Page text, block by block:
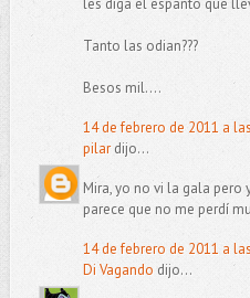
les diga el espanto que
Tanto las odian???
Besos mil....
14 de febrero de 2011 a
pilardijo...
Mira, yo no vi la gala pero
parece que no me perdí
14 de febrero de 2011 a
Di Vagando dijo...